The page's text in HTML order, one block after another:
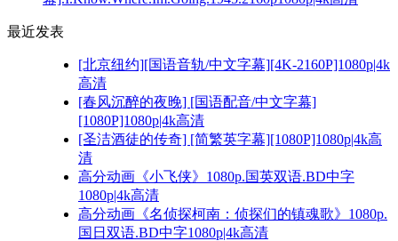
最近发表
[北京纽约][国语音轨/中文字幕][4K-2160P]1080p|4k
高清
[春风沉醉的夜晚] [国语配音/中文字幕]
[1080P]1080p|4k高清
[圣洁酒徒的传奇] [简繁英字幕][1080P]1080p|4k高
清
高分动画《小飞侠》1080p.国英双语.BD中字
1080p|4k高清
高分动画《名侦探柯南：侦探们的镇魂歌》1080p.
国日双语.BD中字1080p|4k高清